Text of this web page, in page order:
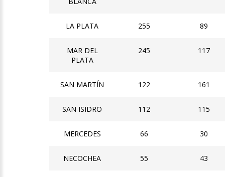
LA PLATA 255 89
MAR DEL
PLATA
245 117
SAN MARTÍN 122 161
SAN ISIDRO 112 115
MERCEDES 66 30
NECOCHEA 55 43